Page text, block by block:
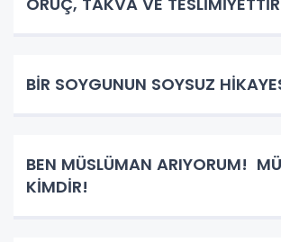
BİR SOYGUNUN SOYSUZ
BEN MÜSLÜMAN ARIYORUM! MÜSLÜMAN
KİMDİR!